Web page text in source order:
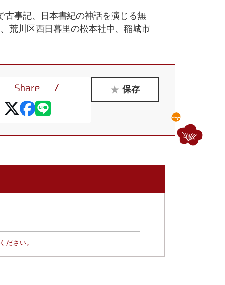
古事記、日本書紀の神話を演じる無
荒川区西日暮里の松本社中、稲城市
保存
ださい。